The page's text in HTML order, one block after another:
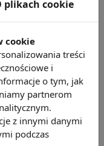
również
związane z
plikach cookie
cookie
treści
i
o tym, jak
partnerom
z innymi danymi
podczas